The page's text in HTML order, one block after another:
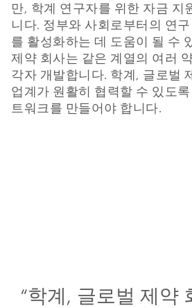
만, 학계 연구자를 위한 자금 지
니다. 정부와 사회로부터의 연
를 활성화하는 데 도움이 될 수
제약 회사는 같은 계열의 여러
각자 개발합니다. 학계, 글로벌
업계가 원활히 협력할 수 있도
트워크를 만들어야 합니다.
“학계, 글로벌 제약